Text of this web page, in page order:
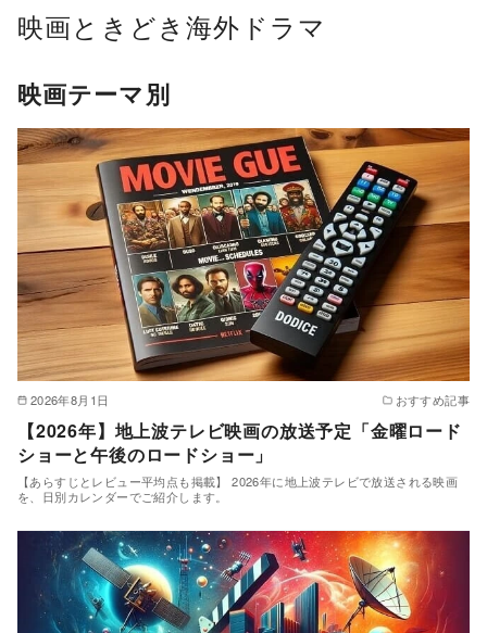
映画ときどき海外ドラマ
映画テーマ別
2026年8月1日 おすすめ記事
【2026年】地上波テレビ映画の放送予定「金曜ロード
ショーと午後のロードショー」
【あらすじとレビュー平均点も掲載】 2026年に地上波テレビで放送される映画
を、日別カレンダーでご紹介します。